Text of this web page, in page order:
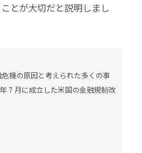
とが大切だと説明しまし
機の原因と考えられた多くの事
7 月に成立した米国の金融規制改